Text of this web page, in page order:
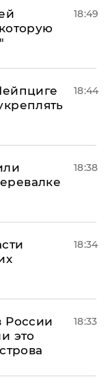
18:49
18:44
18:38
18:34
России
это
18:33